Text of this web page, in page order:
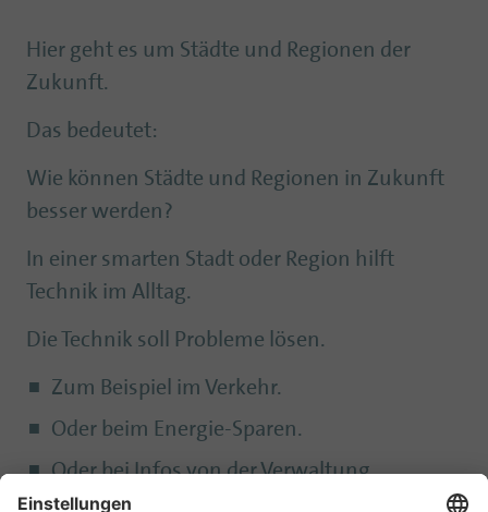
Hier geht es um Städte und Regionen der
Zukunft.
Das bedeutet:
Wie können Städte und Regionen in Zukunft
besser werden?
In einer smarten Stadt oder Region hilft
Technik im Alltag.
Die Technik soll Probleme lösen.
Zum Beispiel im Verkehr.
Oder beim Energie-Sparen.
Oder bei Infos von der Verwaltung.